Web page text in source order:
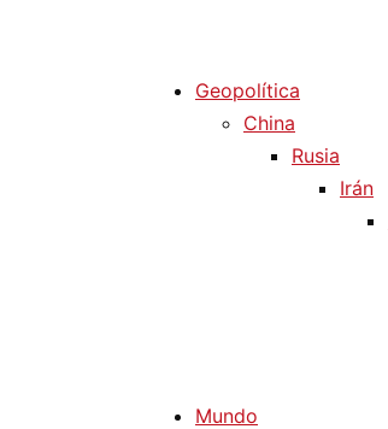
Geopolítica
China
Rusia
Irán
Mundo